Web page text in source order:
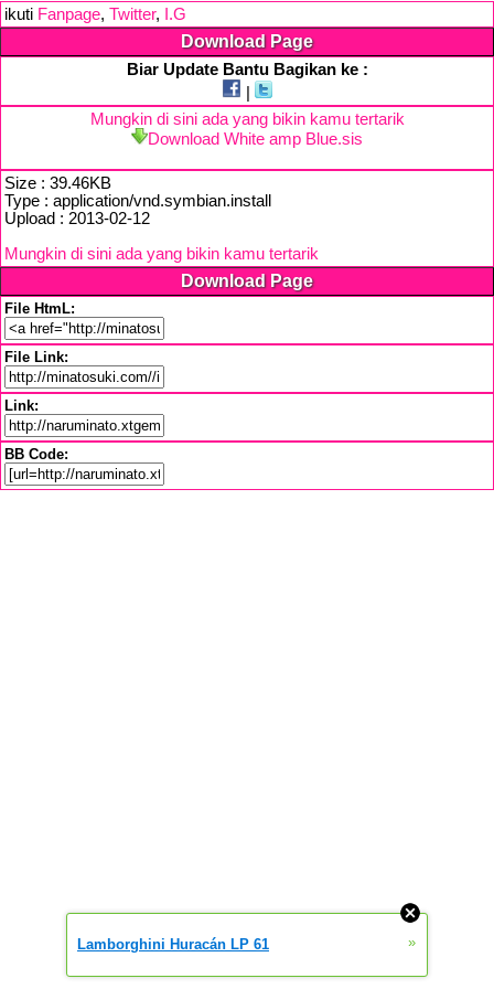
ikuti Fanpage, Twitter, I.G
Download Page
Biar Update Bantu Bagikan ke :
Mungkin di sini ada yang bikin kamu tertarik
Download White amp Blue.sis
Size : 39.46KB
Type : application/vnd.symbian.install
Upload : 2013-02-12
Mungkin di sini ada yang bikin kamu tertarik
Download Page
File HtmL:
File Link:
Link:
BB Code:
Lamborghini Huracán LP 61 »